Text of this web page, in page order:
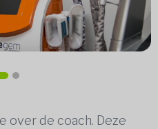
over de coach. Deze